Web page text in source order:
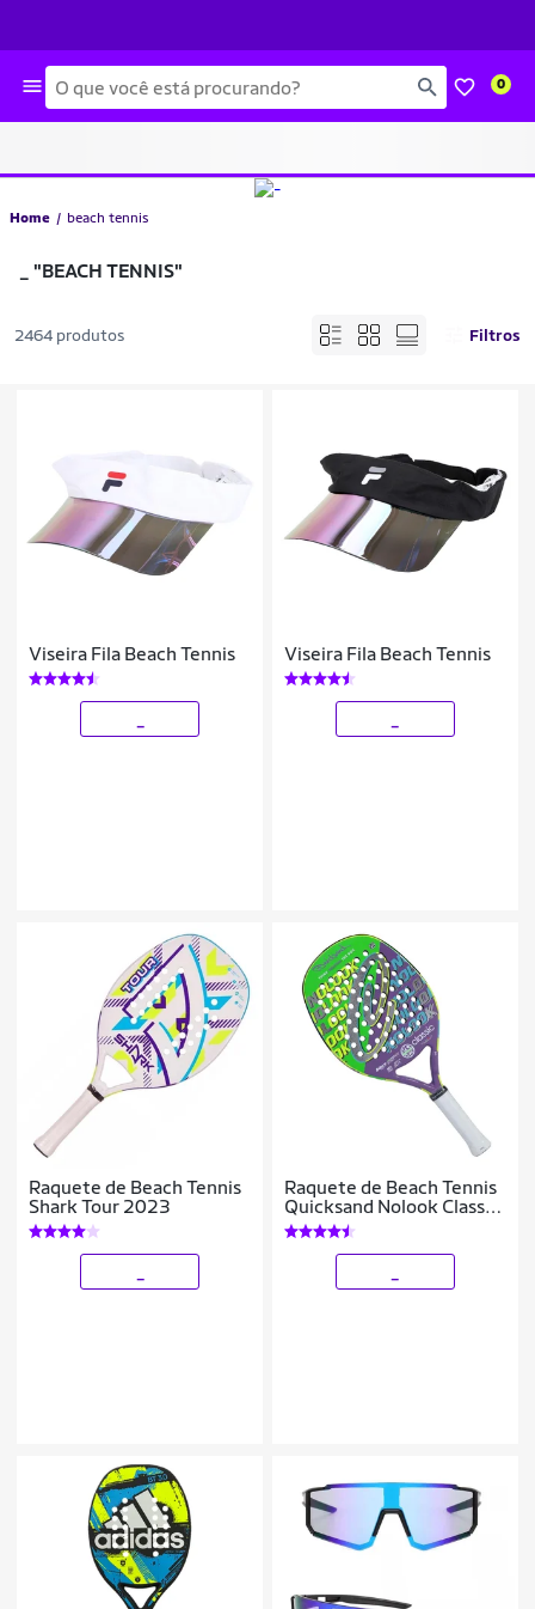
Busca 0
Home beach tennis
"BEACH TENNIS"
2464 produtos Filtros
Viseira Fila Beach Tennis Viseira Fila Beach Tennis
Raquete de Beach Tennis
Shark Tour 2023
Raquete de Beach Tennis
Quicksand Nolook Classic
2023